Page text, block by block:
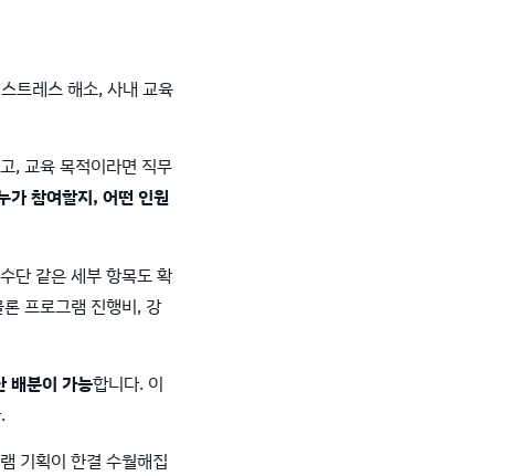
트레스 해소, 사내 교육
, 교육 목적이라면 직무
가 참여할지, 어떤 인원
단 같은 세부 항목도 확
프로그램 진행비, 강
배분이 가능합니다. 이
기획이 한결 수월해집